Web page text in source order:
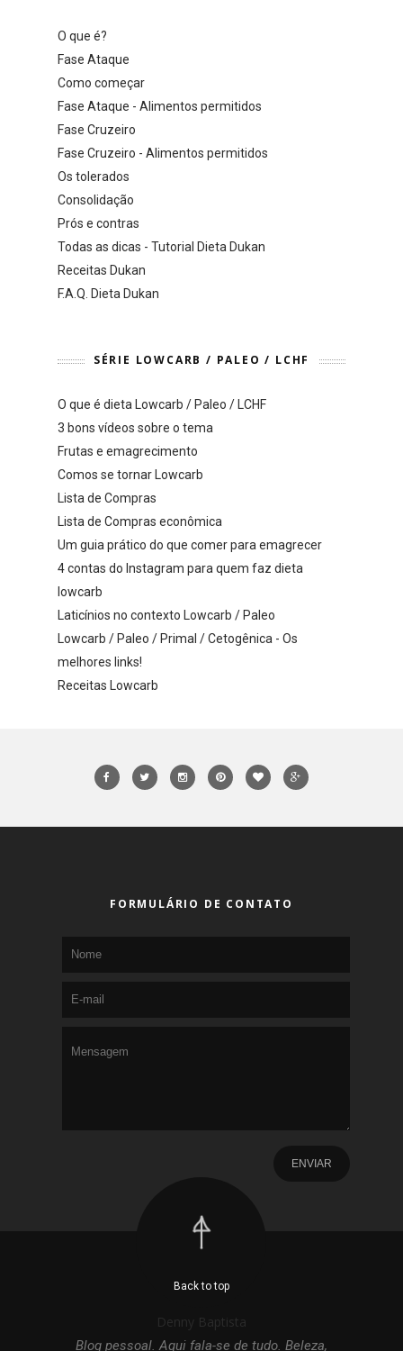
O que é?
Fase Ataque
Como começar
Fase Ataque - Alimentos permitidos
Fase Cruzeiro
Fase Cruzeiro - Alimentos permitidos
Os tolerados
Consolidação
Prós e contras
Todas as dicas - Tutorial Dieta Dukan
Receitas Dukan
F.A.Q. Dieta Dukan
SÉRIE LOWCARB / PALEO / LCHF
O que é dieta Lowcarb / Paleo / LCHF
3 bons vídeos sobre o tema
Frutas e emagrecimento
Comos se tornar Lowcarb
Lista de Compras
Lista de Compras econômica
Um guia prático do que comer para emagrecer
4 contas do Instagram para quem faz dieta
lowcarb
Laticínios no contexto Lowcarb / Paleo
Lowcarb / Paleo / Primal / Cetogênica - Os
melhores links!
Receitas Lowcarb
FORMULÁRIO DE CONTATO
Back to top
Denny Baptista
Blog pessoal. Aqui fala-se de tudo. Beleza,